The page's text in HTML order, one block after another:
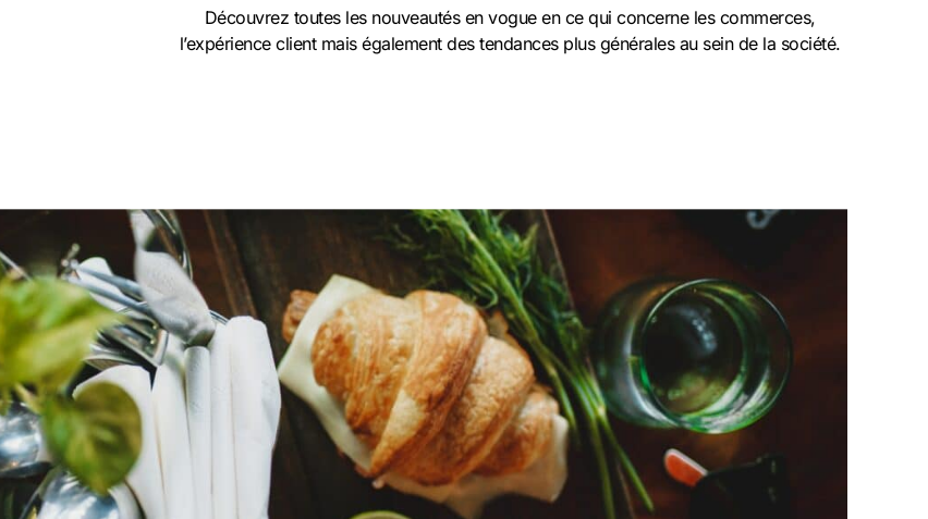
Découvrez toutes les nouveautés en vogue en ce qui concerne les commerces,
l’expérience client mais également des tendances plus générales au sein de la société.